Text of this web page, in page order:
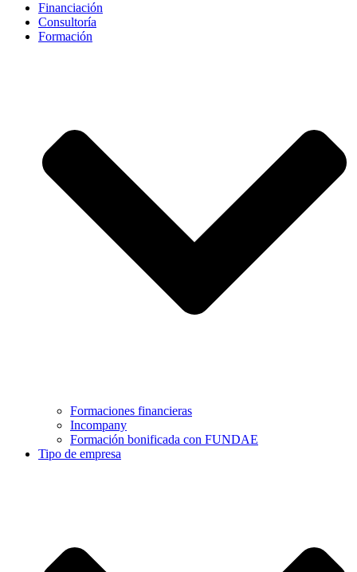
Financiación
Consultoría
Formación
Formaciones financieras
Incompany
Formación bonificada con FUNDAE
Tipo de empresa